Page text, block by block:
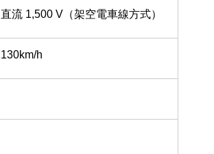
直流 1,500 V（架空電車線方式）
130km/h